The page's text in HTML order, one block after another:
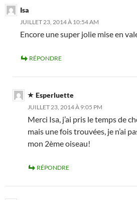
Isa
JUILLET 23, 2014 À 10:54 AM
Encore une super jolie mise en
RÉPONDRE
Esperluette
JUILLET 23, 2014 À 9:05 PM
Merci Isa, j’ai pris le temps de
mais une fois trouvées, je n’ai
mon 2ème oiseau!
RÉPONDRE